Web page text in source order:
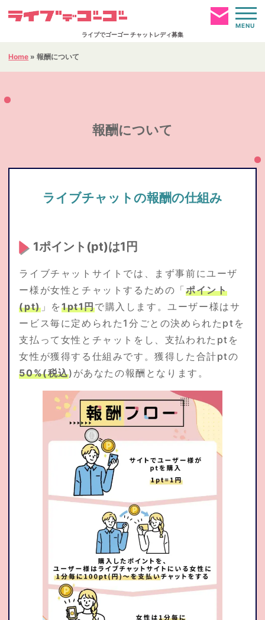
ライブでゴーゴー チャットレディ募集
お仕事ページへログイン
お仕事内容
応募資格
よくある質問集
トピックス
通勤応募
在宅仮登録 通勤応募
MENU
Home » 報酬について
報酬について
ライブチャットの報酬の仕組み
1ポイント(pt)は1円
ライブチャットサイトでは、まず事前にユーザ
ー様が女性とチャットするための「ポイント
(pt)」を 1pt1円で購入します。ユーザー様はサ
ービス毎に定められた1分ごとの決められたptを
支払って女性とチャットをし、支払われたptを
女性が獲得する仕組みです。獲得した合計ptの
50%(税込)があなたの報酬となります。